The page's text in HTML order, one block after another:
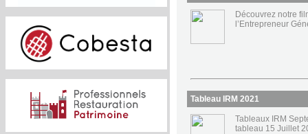
Découvrez notre
l’Entrepreneur
Tableau IRM 2021
Tableaux IRM
tableau 15 Juillet